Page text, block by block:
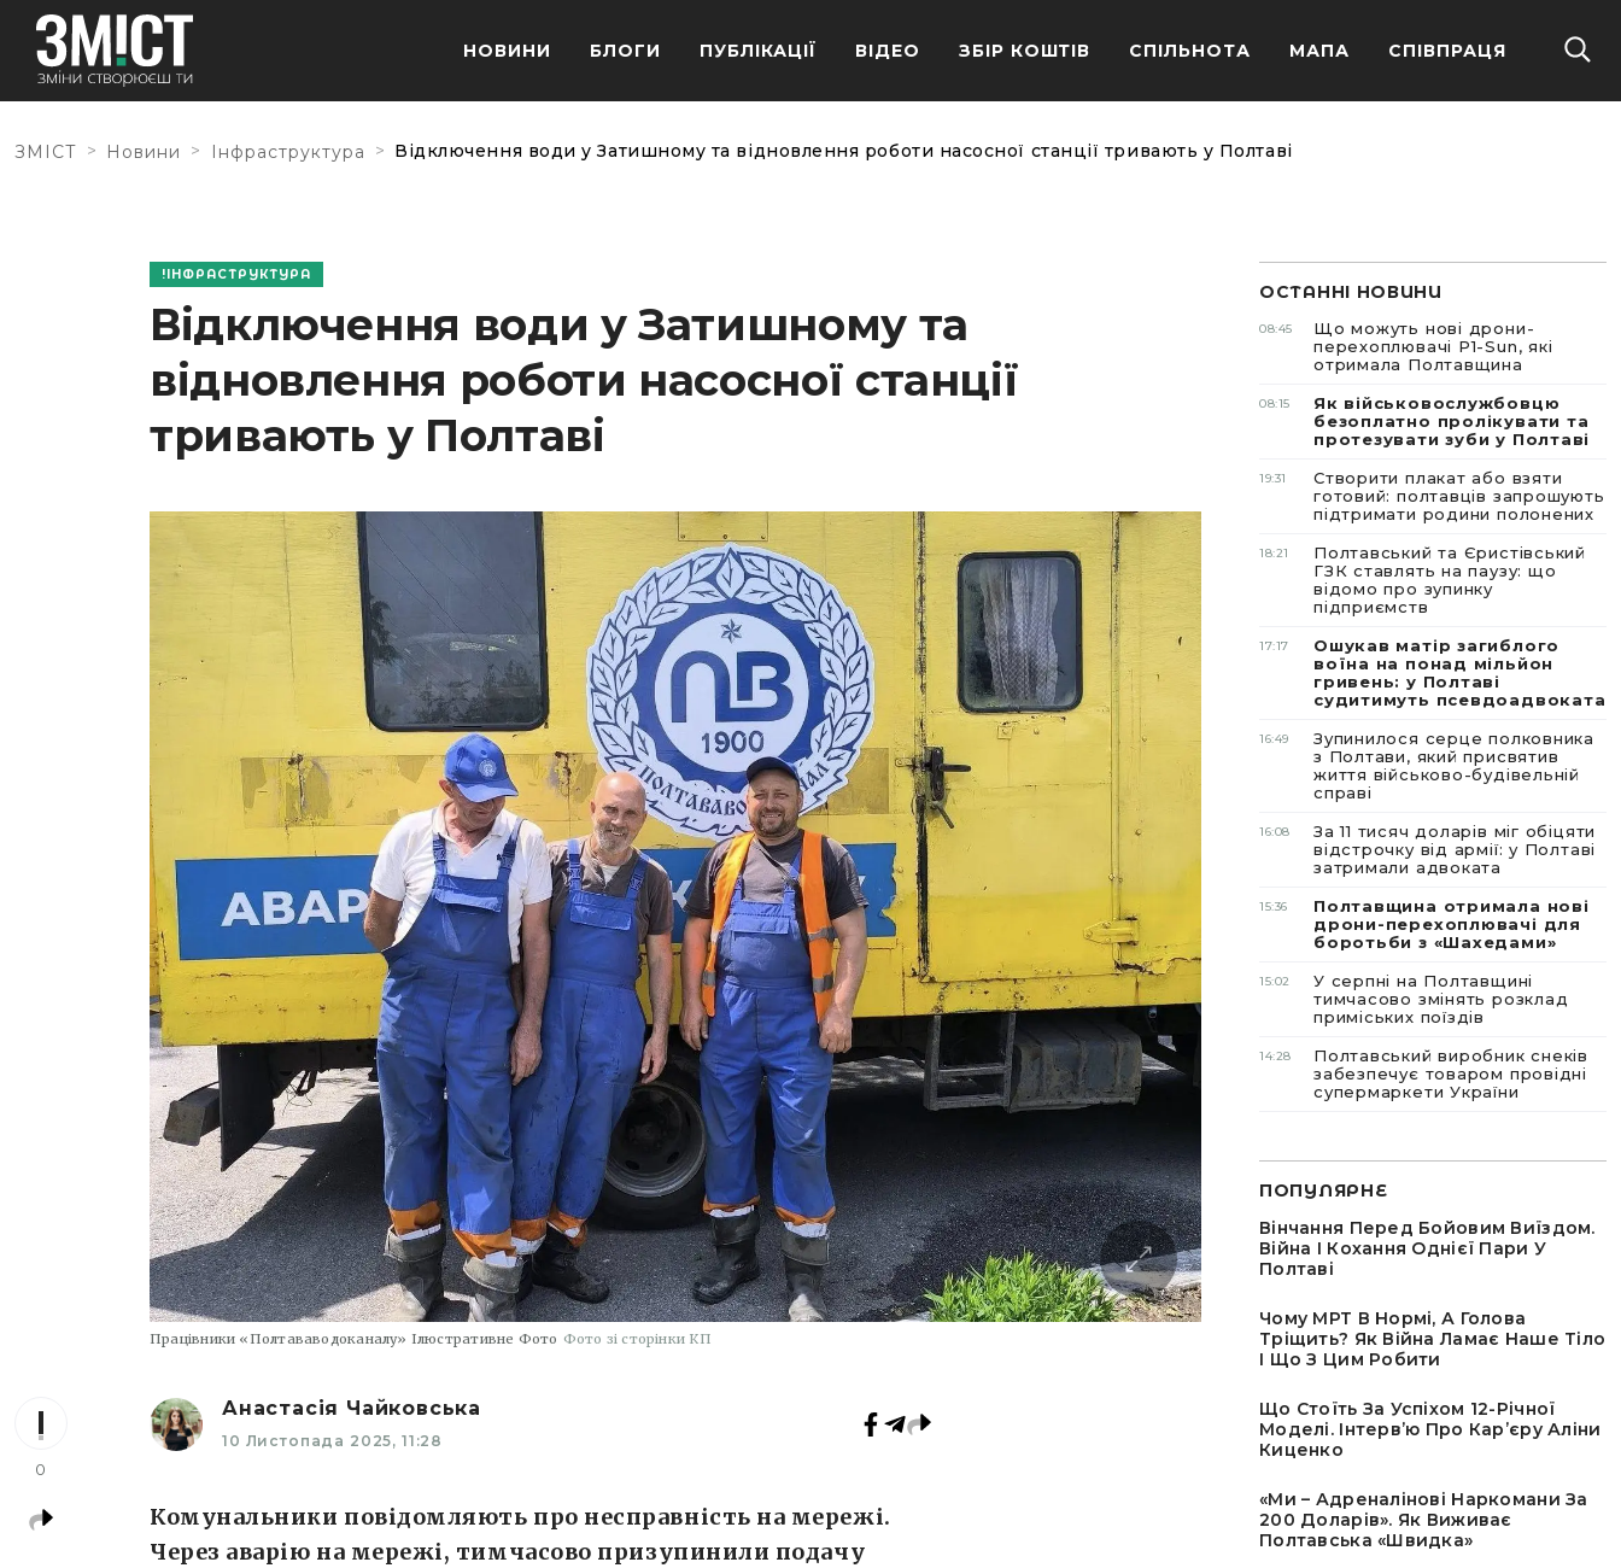
НОВИНИ БЛОГИ ПУБЛІКАЦІЇ ВІДЕО ЗБІР КОШТІВ СПІЛЬНОТА МАПА СПІВПРАЦЯ
ЗМІСТ > Новини > Інфраструктура > Відключення води у Затишному та відновлення роботи насосної станції тривають у Полтаві
ІНФРАСТРУКТУРА
Відключення води у Затишному та
відновлення роботи насосної станції
тривають у Полтаві
Працівники «Полтававодоканалу» Ілюстративне Фото Фото зі сторінки КП
0
Анастасія Чайковська
10 Листопада 2025, 11:28
Комунальники повідомляють про несправність на мережі.
Через аварію на мережі, тимчасово призупинили подачу
ОСТАННІ НОВИНИ
08:45
Що можуть нові дрони-
перехоплювачі P1-Sun, які
отримала Полтавщина
08:15
Як військовослужбовцю
безоплатно пролікувати та
протезувати зуби у Полтаві
19:31
Створити плакат або взяти
готовий: полтавців запрошують
підтримати родини полонених
18:21
Полтавський та Єристівський
ГЗК ставлять на паузу: що
відомо про зупинку
підприємств
17:17
Ошукав матір загиблого
воїна на понад мільйон
гривень: у Полтаві
судитимуть псевдоадвоката
16:49
Зупинилося серце полковника
з Полтави, який присвятив
життя військово-будівельній
справі
16:08
За 11 тисяч доларів міг обіцяти
відстрочку від армії: у Полтаві
затримали адвоката
15:36
Полтавщина отримала нові
дрони-перехоплювачі для
боротьби з «Шахедами»
15:02
У серпні на Полтавщині
тимчасово змінять розклад
приміських поїздів
14:28
Полтавський виробник снеків
забезпечує товаром провідні
супермаркети України
ПОПУЛЯРНЕ
Вінчання Перед Бойовим Виїздом.
Війна І Кохання Однієї Пари У
Полтаві
Чому МРТ В Нормі, А Голова
Тріщить? Як Війна Ламає Наше Тіло
І Що З Цим Робити
Що Стоїть За Успіхом 12-Річної
Моделі. Інтервʼю Про Карʼєру Аліни
Киценко
«Ми – Адреналінові Наркомани За
200 Доларів». Як Виживає
Полтавська «швидка»